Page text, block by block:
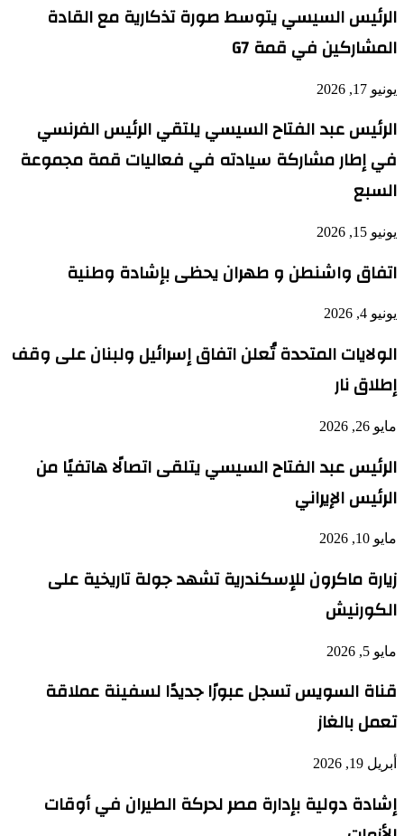
الرئيس السيسي يتوسط صورة تذكارية مع القادة
المشاركين في قمة G7
يونيو 17, 2026
الرئيس عبد الفتاح السيسي يلتقي الرئيس الفرنسي
في إطار مشاركة سيادته في فعاليات قمة مجموعة
السبع
يونيو 15, 2026
اتفاق واشنطن و طهران يحظى بإشادة وطنية
يونيو 4, 2026
الولايات المتحدة تُعلن اتفاق إسرائيل ولبنان على وقف
إطلاق نار
مايو 26, 2026
الرئيس عبد الفتاح السيسي يتلقى اتصالًا هاتفيًا من
الرئيس الإيراني
مايو 10, 2026
زيارة ماكرون للإسكندرية تشهد جولة تاريخية على
الكورنيش
مايو 5, 2026
قناة السويس تسجل عبورًا جديدًا لسفينة عملاقة
تعمل بالغاز
أبريل 19, 2026
إشادة دولية بإدارة مصر لحركة الطيران في أوقات